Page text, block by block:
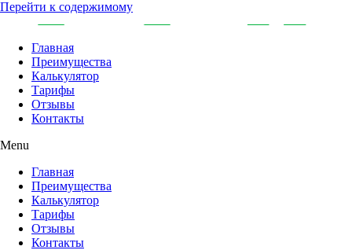
Перейти к содержимому
Главная
Преимущества
Калькулятор
Тарифы
Отзывы
Контакты
Menu
Главная
Преимущества
Калькулятор
Тарифы
Отзывы
Контакты